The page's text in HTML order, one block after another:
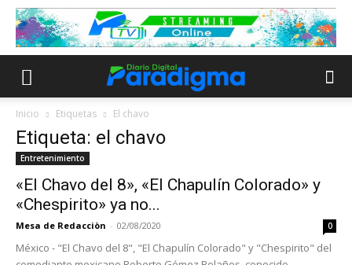
Inicio Etiquetas El chavo
Etiqueta: el chavo
Entretenimiento
«El Chavo del 8», «El Chapulín Colorado» y
«Chespirito» ya no...
Mesa de Redacciòn - 02/08/2020 0
México - "El Chavo del 8", "El Chapulín Colorado" y "Chespirito" del